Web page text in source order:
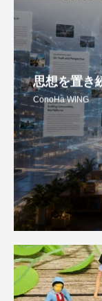
思想を置き
ConoHa WING